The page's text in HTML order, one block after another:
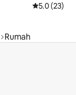
Calificación
5.0 (23)
Rumah